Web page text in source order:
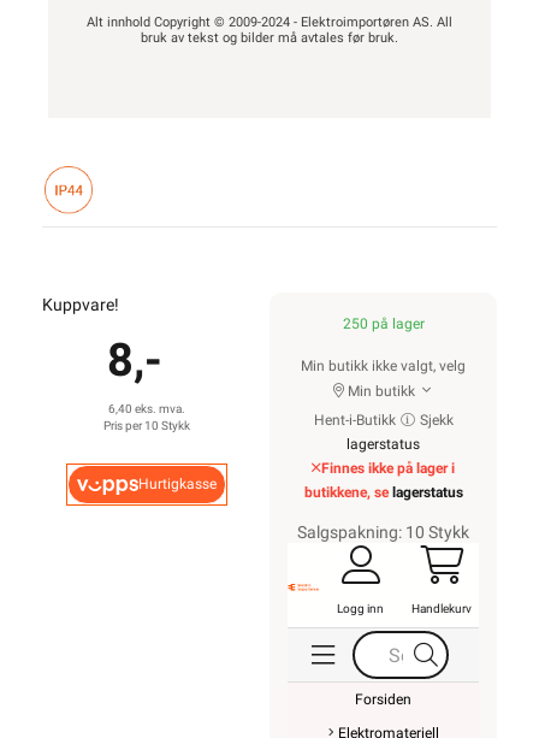
Alt innhold Copyright © 2009-2024 - Elektroimportøren AS. All
bruk av tekst og bilder må avtales før bruk.
Kuppvare!
8,-
6,40 eks. mva.
Pris per 10 Stykk
Hurtigkasse
250 på lager
Min butikk ikke valgt, velg
Min butikk
Hent-i-Butikk
Sjekk
lagerstatus
Finnes ikke på lager i
butikkene, se lagerstatus
Salgspakning: 10 Stykk
Logg inn Handlekurv
Forsiden
Elektromateriell